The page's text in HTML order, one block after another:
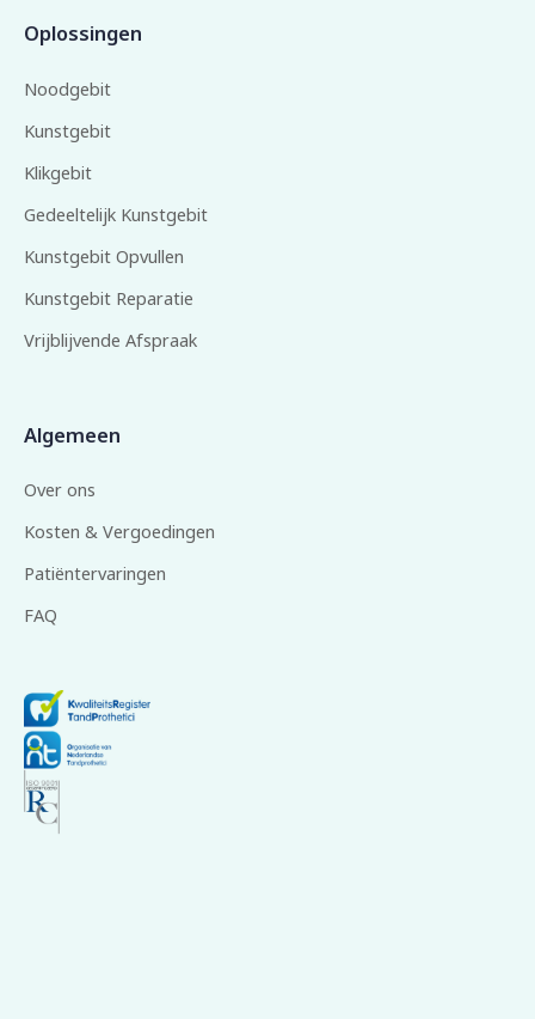
Oplossingen
Noodgebit
Kunstgebit
Klikgebit
Gedeeltelijk Kunstgebit
Kunstgebit Opvullen
Kunstgebit Reparatie
Vrijblijvende Afspraak
Algemeen
Over ons
Kosten & Vergoedingen
Patiëntervaringen
FAQ